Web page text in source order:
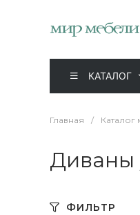
КАТАЛОГ
Главная / Каталог
Диваны
ФИЛЬТР